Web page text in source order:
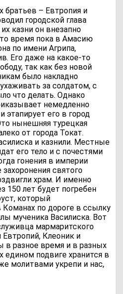
братьев – Евтропия и
городской глава
казни он внезапно
время пока в Амасию
по имени Агрипа,
Его даже на какое-то
так как без новой
было накладно
за солдатом, с
что делать. Однако
немедленно
этапирует его в город
нынешняя турецкая
от города Токат.
и казнили. Местные
его тело и с почестями
гонения в империи
святого
храм. И именно
150 лет будет погребен
который
по дороге в ссылку
мученика Василиска. Вот
мармаритского
Клеоник и
в разное время и в разных
едином подвиге хранится в
молитвами укрепи и нас,